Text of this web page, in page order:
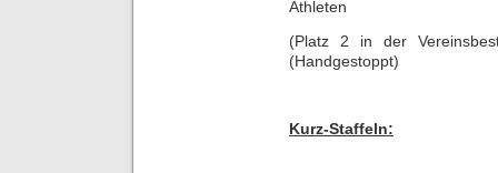
Athleten
(Platz 2 in der
(Handgestoppt)
Kurz-Staffeln: